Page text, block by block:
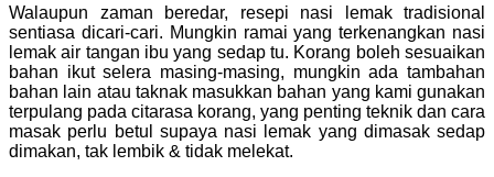
Walaupun zaman beredar, resepi nasi lemak tradisional
sentiasa dicari-cari. Mungkin ramai yang terkenangkan nasi
lemak air tangan ibu yang sedap tu. Korang boleh sesuaikan
bahan ikut selera masing-masing, mungkin ada tambahan
bahan lain atau taknak masukkan bahan yang kami gunakan
terpulang pada citarasa korang, yang penting teknik dan cara
masak perlu betul supaya nasi lemak yang dimasak sedap
dimakan, tak lembik & tidak melekat.